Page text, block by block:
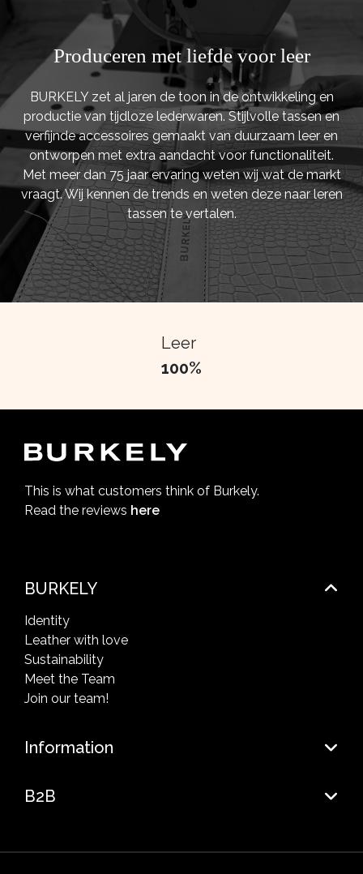
Produceren met liefde voor leer
BURKELY zet al jaren de toon in de ontwikkeling en
productie van tijdloze lederwaren. Stijlvolle tassen en
verfijnde accessoires gemaakt van duurzaam leer en
ontworpen met extra aandacht voor functionaliteit.
Met meer dan 75 jaar ervaring weten wij wat de markt
vraagt. Wij kennen de trends en weten deze naar leren
tassen te vertalen.
Leer
100%
This is what customers think of Burkely.
Read the reviews here
BURKELY
Identity
Leather with love
Sustainability
Meet the Team
Join our team!
Information
B2B